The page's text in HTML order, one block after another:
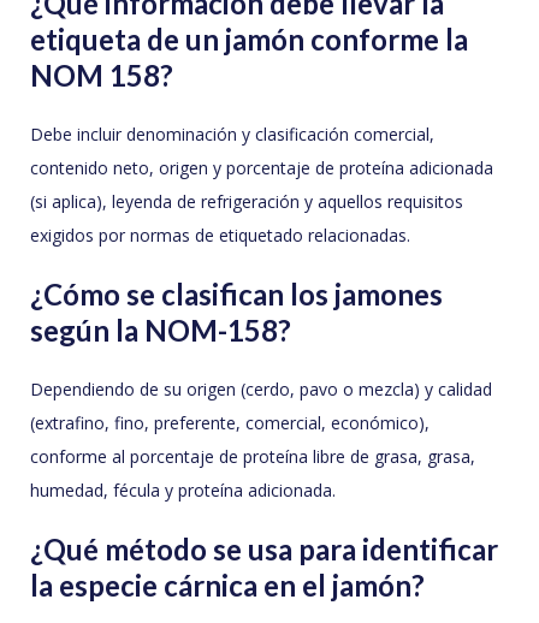
etiqueta de un jamón conforme la
NOM 158?
Debe incluir denominación y clasificación comercial,
contenido neto, origen y porcentaje de proteína adicionada
(si aplica), leyenda de refrigeración y aquellos requisitos
exigidos por normas de etiquetado relacionadas.
¿Cómo se clasifican los jamones
según la NOM-158?
Dependiendo de su origen (cerdo, pavo o mezcla) y calidad
(extrafino, fino, preferente, comercial, económico),
conforme al porcentaje de proteína libre de grasa, grasa,
humedad, fécula y proteína adicionada.
¿Qué método se usa para identificar
la especie cárnica en el jamón?